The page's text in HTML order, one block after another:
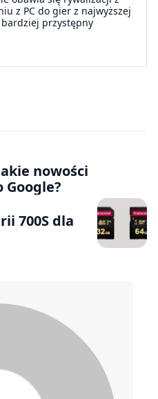
z PC do gier z najwyższej
przystępny
nowości
Google?
700S dla